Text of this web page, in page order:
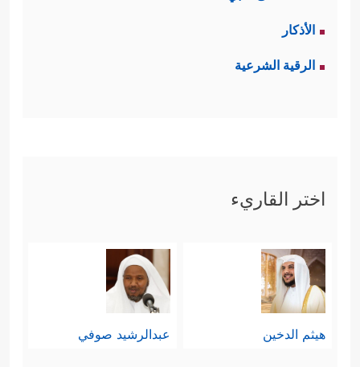
الأذكار
الرقية الشرعية
اختر القاريء
هيثم الدخين عبدالرشيد صوفي